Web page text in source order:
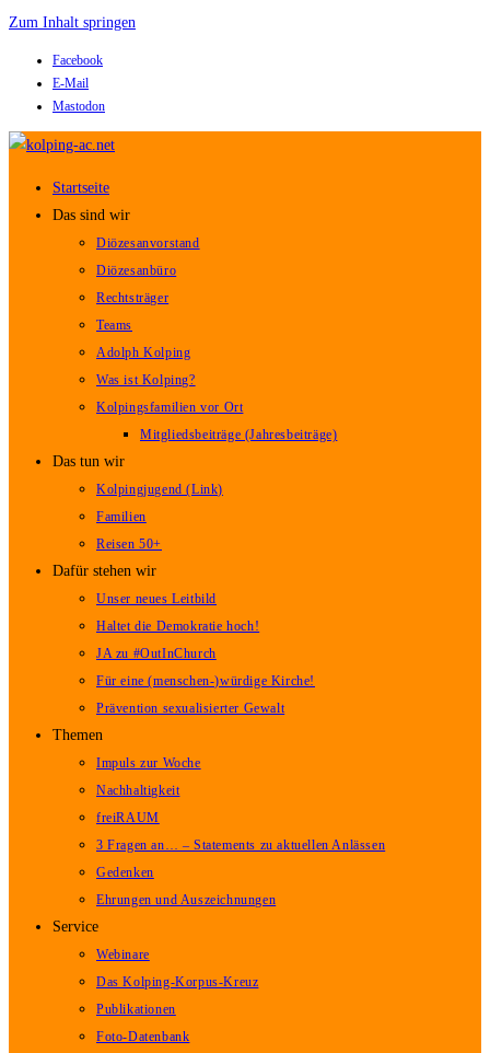
Zum Inhalt springen
Facebook
E-Mail
Mastodon
Startseite
Das sind wir
Diözesanvorstand
Diözesanbüro
Rechtsträger
Teams
Adolph Kolping
Was ist Kolping?
Kolpingsfamilien vor Ort
Mitgliedsbeiträge (Jahresbeiträge)
Das tun wir
Kolpingjugend (Link)
Familien
Reisen 50+
Dafür stehen wir
Unser neues Leitbild
Haltet die Demokratie hoch!
JA zu #OutInChurch
Für eine (menschen-)würdige Kirche!
Prävention sexualisierter Gewalt
Themen
Impuls zur Woche
Nachhaltigkeit
freiRAUM
3 Fragen an… – Statements zu aktuellen Anlässen
Gedenken
Ehrungen und Auszeichnungen
Service
Webinare
Das Kolping-Korpus-Kreuz
Publikationen
Foto-Datenbank